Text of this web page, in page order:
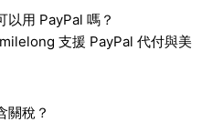
用 PayPal 嗎？
支援 PayPal 代付與美
關稅？